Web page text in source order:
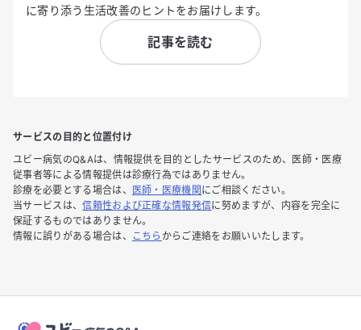
に寄り添う生活改善のヒントをお届けします。
記事を読む
サービスの目的と位置付け
ユビー病気のQ&Aは、情報提供を目的としたサービスのため、医師・医療
従事者等による情報提供は診療行為ではありません。
診療を必要とする場合は、
医師・医療機関 にご相談ください。
当サービスは、信頼性および正確な情報発信に努めますが、内容を完全に
保証するものではありません。
情報に誤りがある場合は、
こちら からご連絡をお願いいたします。